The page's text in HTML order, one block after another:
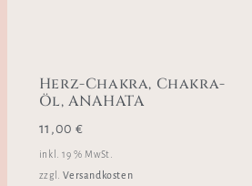
Herz-Chakra, Chakra-
Öl, ANAHATA
11,00€
inkl. 19 % MwSt.
zzgl.Versandkosten